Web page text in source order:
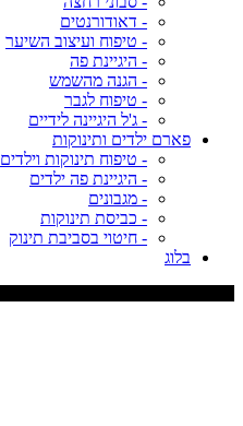
- דאודורנטים
- טיפוח ועיצוב השיער
- היגיינת פה
- הגנה מהשמש
- טיפוח לגבר
- ג'ל היגיינה לידיים
פארם ילדים ותינוקות
- טיפוח תינוקות וילדים
- היגיינת פה ילדים
- מגבונים
- כביסת תינוקות
- חיטוי בסביבת תינוק
בלוג